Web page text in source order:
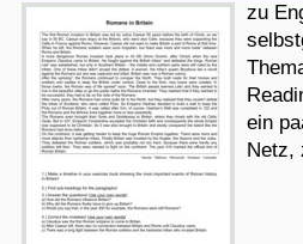
zu
ein
Netz,